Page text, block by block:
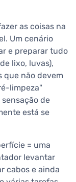
as coisas na
Um cenário
e preparar tudo
lixo, luvas),
que não devem
limpeza"
de
está se
= uma
levantar
cabos e ainda